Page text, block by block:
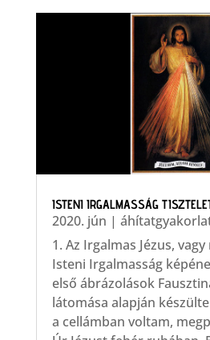
ISTENI IRGALMASSÁG
2020. jún |
1. Az Irgalmas Jézus,
Isteni Irgalmasság
első ábrázolások
látomása alapján
a cellámban voltam,